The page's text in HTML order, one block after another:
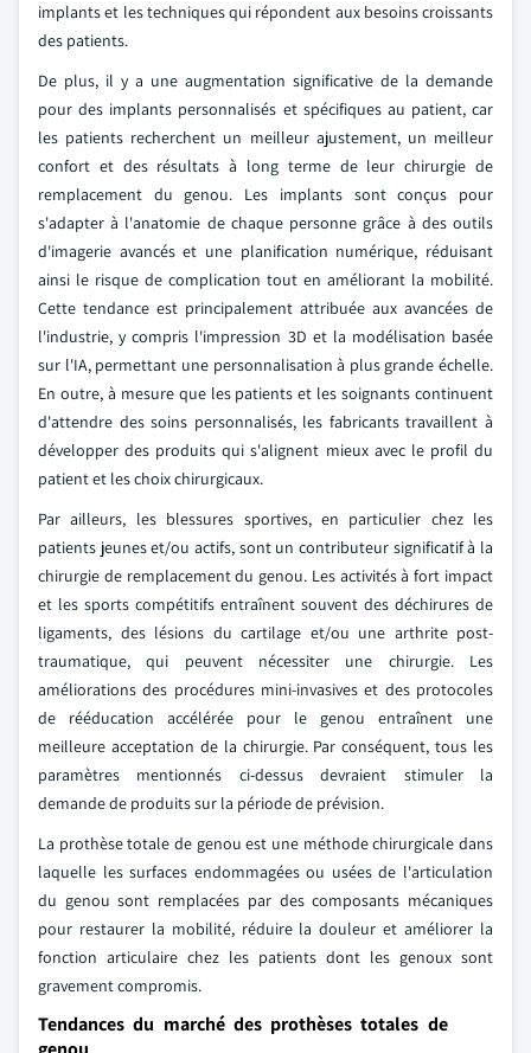
implants et les techniques qui répondent aux besoins croissants
des patients.
De plus, il y a une augmentation significative de la demande
pour des implants personnalisés et spécifiques au patient, car
les patients recherchent un meilleur ajustement, un meilleur
confort et des résultats à long terme de leur chirurgie de
remplacement du genou. Les implants sont conçus pour
s'adapter à l'anatomie de chaque personne grâce à des outils
d'imagerie avancés et une planification numérique, réduisant
ainsi le risque de complication tout en améliorant la mobilité.
Cette tendance est principalement attribuée aux avancées de
l'industrie, y compris l'impression 3D et la modélisation basée
sur l'IA, permettant une personnalisation à plus grande échelle.
En outre, à mesure que les patients et les soignants continuent
d'attendre des soins personnalisés, les fabricants travaillent à
développer des produits qui s'alignent mieux avec le profil du
patient et les choix chirurgicaux.
Par ailleurs, les blessures sportives, en particulier chez les
patients jeunes et/ou actifs, sont un contributeur significatif à la
chirurgie de remplacement du genou. Les activités à fort impact
et les sports compétitifs entraînent souvent des déchirures de
ligaments, des lésions du cartilage et/ou une arthrite post-
traumatique, qui peuvent nécessiter une chirurgie. Les
améliorations des procédures mini-invasives et des protocoles
de rééducation accélérée pour le genou entraînent une
meilleure acceptation de la chirurgie. Par conséquent, tous les
paramètres mentionnés ci-dessus devraient stimuler la
demande de produits sur la période de prévision.
La prothèse totale de genou est une méthode chirurgicale dans
laquelle les surfaces endommagées ou usées de l'articulation
du genou sont remplacées par des composants mécaniques
pour restaurer la mobilité, réduire la douleur et améliorer la
fonction articulaire chez les patients dont les genoux sont
gravement compromis.
Tendances du marché des prothèses totales de